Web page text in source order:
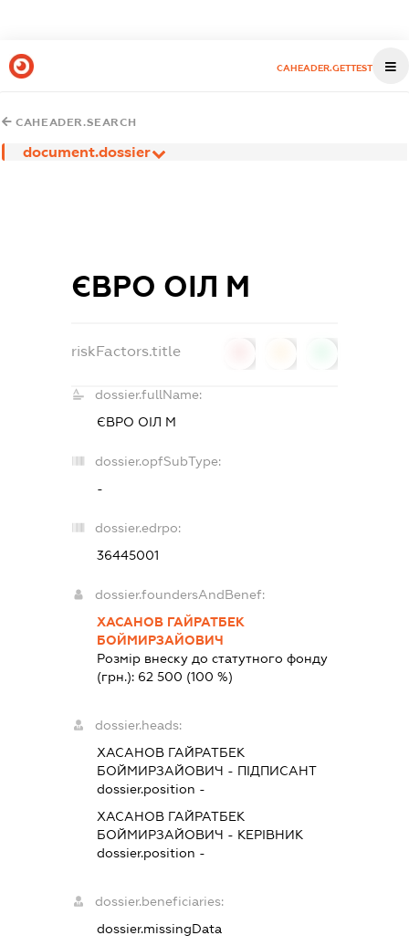
CAHEADER.GETTEST
CAHEADER.SEARCH
document.dossier
ЄВРО ОІЛ М
riskFactors.title
dossier.fullName:
ЄВРО ОІЛ М
dossier.opfSubType:
-
dossier.edrpo:
36445001
dossier.foundersAndBenef:
ХАСАНОВ ГАЙРАТБЕК
БОЙМИРЗАЙОВИЧ
Розмір внеску до статутного фонду
(грн.): 62 500 (100 %)
dossier.heads:
ХАСАНОВ ГАЙРАТБЕК
БОЙМИРЗАЙОВИЧ - ПІДПИСАНТ
dossier.position -
ХАСАНОВ ГАЙРАТБЕК
БОЙМИРЗАЙОВИЧ - КЕРІВНИК
dossier.position -
dossier.beneficiaries:
dossier.missingData